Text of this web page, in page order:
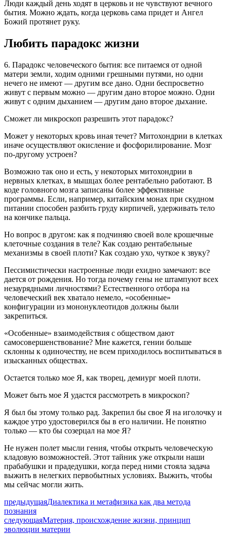
Люди каждый день ходят в церковь и не чувствуют вечного
бытия. Можно ждать, когда церковь сама придет и Ангел
Божий протянет руку.
Любить парадокс жизни
6. Парадокс человеческого бытия: все питаемся от одной
матери земли, ходим одними грешными путями, но одни
нечего не имеют — другим все дано. Одни беспросветно
живут с первым можно — другим дано второе можно. Одни
живут с одним дыханием — другим дано второе дыхание.
Сможет ли микроскоп разрешить этот парадокс?
Может у некоторых кровь иная течет? Митохондрии в клетках
иначе осуществляют окисление и фосфорилирование. Мозг
по-другому устроен?
Возможно так оно и есть, у некоторых митохондрии в
нервных клетках, в мышцах более рентабельно работают. В
коде головного мозга записаны более эффективные
программы. Если, например, китайским монах при скудном
питании способен разбить груду кирпичей, удерживать тело
на кончике пальца.
Но вопрос в другом: как я подчиняю своей воле крошечные
клеточные создания в теле? Как создаю рентабельные
механизмы в своей плоти? Как создаю ухо, чуткое к звуку?
Пессимистически настроенные люди ехидно замечают: все
дается от рождения. Но тогда почему гены не штампуют всех
незаурядными личностями? Естественного отбора на
человеческий век хватало немело, «особенные»
конфигурации из мононуклеотидов должны были
закрепиться.
«Особенные» взаимодействия с обществом дают
самосовершенствование? Мне кажется, гении больше
склонны к одиночеству, не всем приходилось воспитываться в
изысканных обществах.
Остается только мое Я, как творец, демиург моей плоти.
Может быть мое Я удастся рассмотреть в микроскоп?
Я был бы этому только рад. Закрепил бы свое Я на иголочку и
каждое утро удостоверился бы в его наличии. Не понятно
только — кто бы созерцал на мое Я?
Не нужен полет мысли гения, чтобы открыть человеческую
кладовую возможностей. Этот тайник уже открыли наши
прабабушки и прадедушки, когда перед ними стояла задача
выжить в нелегких первобытных условиях. Выжить, чтобы
мы сейчас могли жить.
предыдущаяДиалектика и метафизика как два метода
познания
следующаяМатерия, происхождение жизни, принцип
эволюции материи